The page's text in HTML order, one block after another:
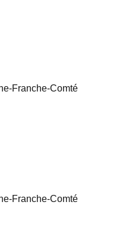
Franche-Comté
Franche-Comté